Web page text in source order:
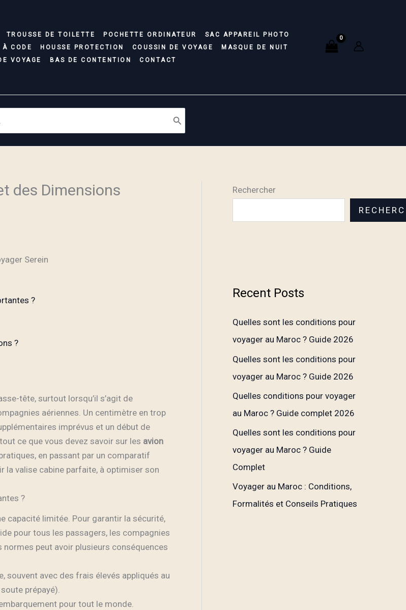
TROUSSE DE TOILETTE POCHETTE ORDINATEUR
SAC APPAREIL PHOTO
À CODE HOUSSE PROTECTION COUSSIN DE VOYAGE
MASQUE DE NUIT
VOYAGE
BAS DE CONTENTION CONTACT
des Dimensions
Serein
?
?
tête, surtout lorsqu’il s’agit de
aériennes. Un centimètre en trop
imprévus et un début de
ce que vous devez savoir sur les avion
en passant par un comparatif
la valise cabine parfaite, à optimiser son
?
capacité limitée. Pour garantir la sécurité,
pour tous les passagers, les compagnies
peut avoir plusieurs conséquences
souvent avec des frais élevés appliqués au
prépayé).
pour tout le monde.
Rechercher
Recent Posts
Quelles sont les conditions pour
voyager au Maroc ? Guide 2026
Quelles sont les conditions pour
voyager au Maroc ? Guide 2026
Quelles conditions pour voyager
au Maroc ? Guide complet 2026
Quelles sont les conditions pour
voyager au Maroc ? Guide
Complet
Voyager au Maroc : Conditions,
Formalités et Conseils Pratiques